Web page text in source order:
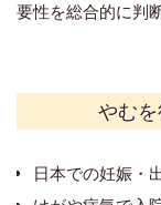
要性を総合的に判
やむ
日本での妊娠・